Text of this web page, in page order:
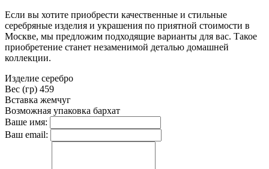
Если вы хотите приобрести качественные и стильные
серебряные изделия и украшения по приятной стоимости в
Москве, мы предложим подходящие варианты для вас. Такое
приобретение станет незаменимой деталью домашней
коллекции.
Изделие серебро
Вес (гр) 459
Вставка жемчуг
Возможная упаковка бархат
Ваше имя:
Ваш email: